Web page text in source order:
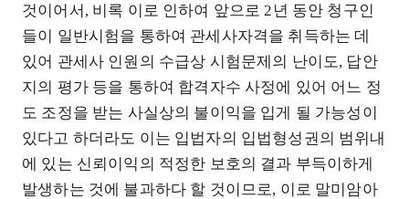
것이어서, 비록 이로 인하여 앞으로 2년 동안 청구인
들이 일반시험을 통하여 관세사자격을 취득하는 데
있어 관세사 인원의 수급상 시험문제의 난이도, 답안
지의 평가 등을 통하여 합격자수 사정에 있어 어느 정
도 조정을 받는 사실상의 불이익을 입게 될 가능성이
있다고 하더라도 이는 입법자의 입법형성권의 범위내
에 있는 신뢰이익의 적정한 보호의 결과 부득이하게
발생하는 것에 불과하다 할 것이므로, 이로 말미암아